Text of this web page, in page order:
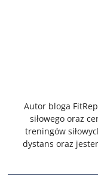
Autor bloga
siłowego oraz
treningów
dystans oraz